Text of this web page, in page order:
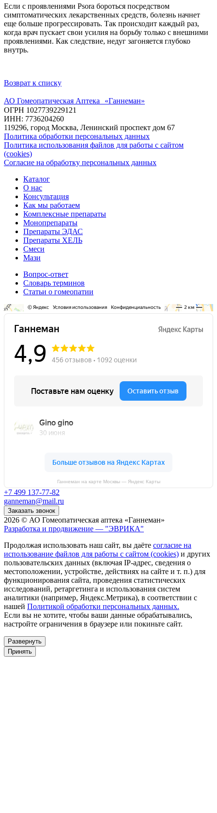
Если с проявлениями Psora бороться посредством
симптоматических лекарственных средств, болезнь начнет
еще больше прогрессировать. Так происходит каждый раз,
когда врач пускает свои усилия на борьбу только с внешними
проявлениями. Как следствие, недуг загоняется глубоко
внутрь.
Возврат к списку
АО Гомеопатическая Аптека «Ганнеман»
ОГРН 1027739229121
ИНН: 7736204260
119296, город Москва, Ленинский проспект дом 67
Политика обработки персональных данных
Политика использования файлов для работы с сайтом
(cookies)
Согласие на обработку персональных данных
Каталог
О нас
Консультация
Как мы работаем
Комплексные препараты
Монопрепараты
Препараты ЭДАС
Препараты ХЕЛЬ
Смеси
Мази
Вопрос-ответ
Словарь терминов
Статьи о гомеопатии
Ганнеман на карте Москвы — Яндекс Карты
+7 499 137-77-82
ganneman@mail.ru
Заказать звонок
2026 © АО Гомеопатическая аптека «Ганнеман»
Разработка и продвижение — "ЭВРИКА"
Продолжая использовать наш сайт, вы даёте согласие на
использование файлов для работы с сайтом (cookies) и других
пользовательских данных (включая IP-адрес, сведения о
местоположении, устройстве, действиях на сайте и т. п.) для
функционирования сайта, проведения статистических
исследований, ретаргетинга и использования систем
аналитики (например, Яндекс.Метрика), в соответствии с
нашей Политикой обработки персональных данных.
Если вы не хотите, чтобы ваши данные обрабатывались,
настройте ограничения в браузере или покиньте сайт.
Развернуть
Принять